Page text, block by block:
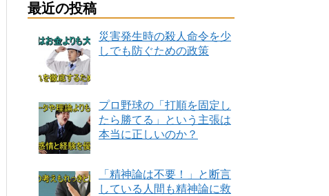
最近の投稿
災害発生時の殺人命令を少
しでも防ぐための政策
プロ野球の「打順を固定し
たら勝てる」という主張は
本当に正しいのか？
「精神論は不要！」と断言
している人間も精神論に救